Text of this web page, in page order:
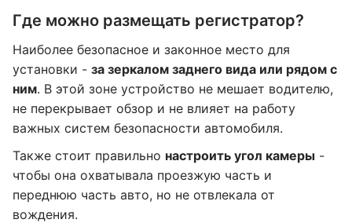
Где можно размещать регистратор?
Наиболее безопасное и законное место для
установки - за зеркалом заднего вида или рядом с
ним. В этой зоне устройство не мешает водителю,
не перекрывает обзор и не влияет на работу
важных систем безопасности автомобиля.
Также стоит правильно настроить угол камеры -
чтобы она охватывала проезжую часть и
переднюю часть авто, но не отвлекала от
вождения.